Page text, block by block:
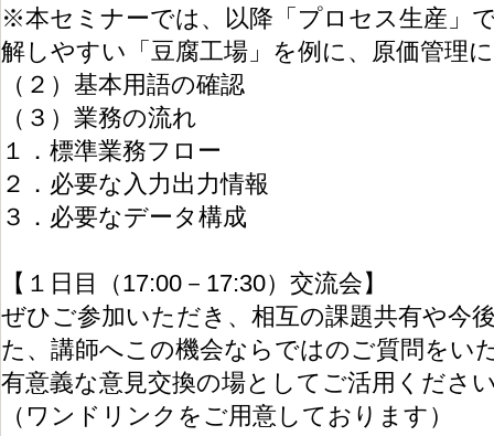
※本セミナーでは、以降「プロセス生産」
解しやすい「豆腐工場」を例に、原価管理
（２）基本用語の確認
（３）業務の流れ
１．標準業務フロー
２．必要な入力出力情報
３．必要なデータ構成
【１日目（17:00－17:30）交流会】
ぜひご参加いただき、相互の課題共有や今
た、講師へこの機会ならではのご質問をい
有意義な意見交換の場としてご活用くださ
（ワンドリンクをご用意しております）